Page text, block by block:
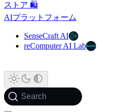
ストア 🛍️
AIプラットフォーム
SenseCraft AI
reComputer AI Lab
Search